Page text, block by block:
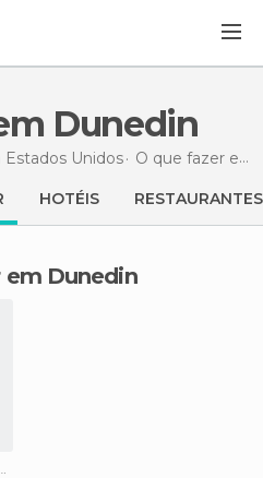
Dunedin
Unidos O que fazer em Flórida
HOTÉIS RESTAURANTES
em Dunedin
Reservas Naturais en Dunedin